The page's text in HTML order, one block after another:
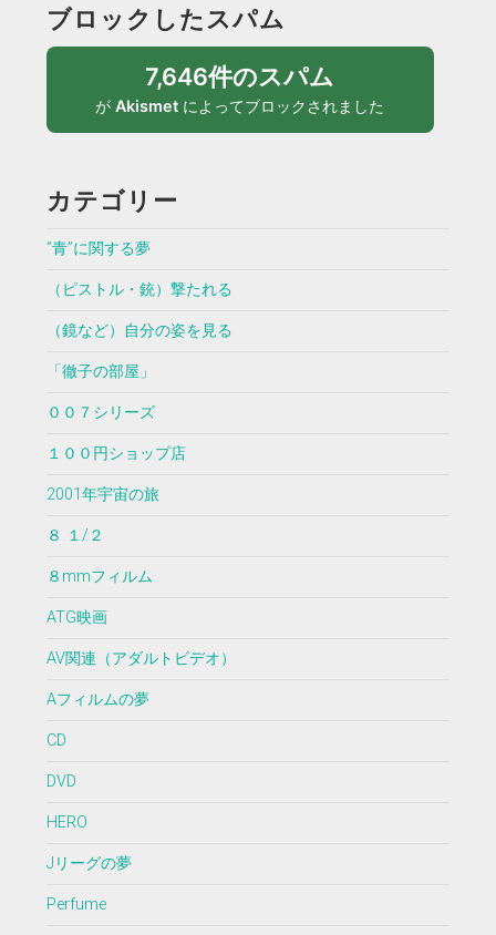
ブロックしたスパム
7,646件のスパム
がAkismet によってブロックされました
カテゴリー
”青”に関する夢
（ピストル・銃）撃たれる
（鏡など）自分の姿を見る
「徹子の部屋」
００７シリーズ
１００円ショップ店
2001年宇宙の旅
８ １/２
８mmフィルム
ATG映画
AV関連（アダルトビデオ）
Aフィルムの夢
CD
DVD
HERO
Jリーグの夢
Perfume